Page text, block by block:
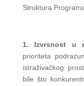
Struktura
1. Izvrsnost u
prioriteta
istraživačkog
bile što